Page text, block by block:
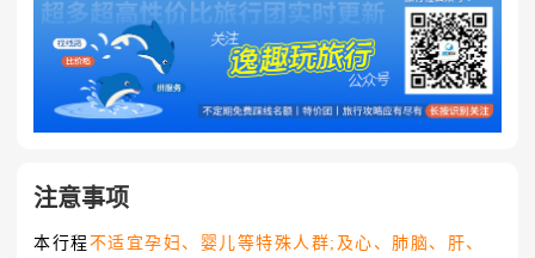
注意事项
本行程不适宜孕妇、婴儿等特殊人群;及心、肺脑、肝、